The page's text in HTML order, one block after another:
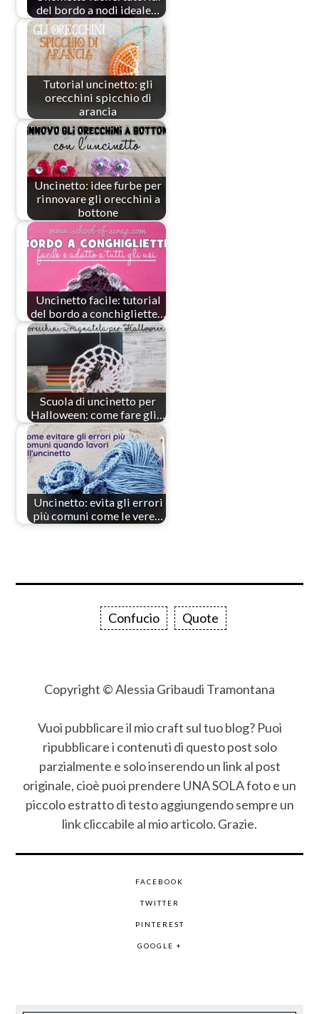
del bordo a nodi ideale…
Tutorial uncinetto: gli
orecchini spicchio di
arancia
Uncinetto: idee furbe per
rinnovare gli orecchini a
bottone
Uncinetto facile: tutorial
del bordo a conchigliette…
Scuola di uncinetto per
Halloween: come fare gli…
Uncinetto: evita gli errori
più comuni come le vere…
Confucio Quote
Copyright © Alessia Gribaudi Tramontana
Vuoi pubblicare il mio craft sul tuo blog? Puoi
ripubblicare i contenuti di questo post solo
parzialmente e solo inserendo un link al post
originale, cioè puoi prendere UNA SOLA foto e un
piccolo estratto di testo aggiungendo sempre un
link cliccabile al mio articolo. Grazie.
FACEBOOK
TWITTER
PINTEREST
GOOGLE +